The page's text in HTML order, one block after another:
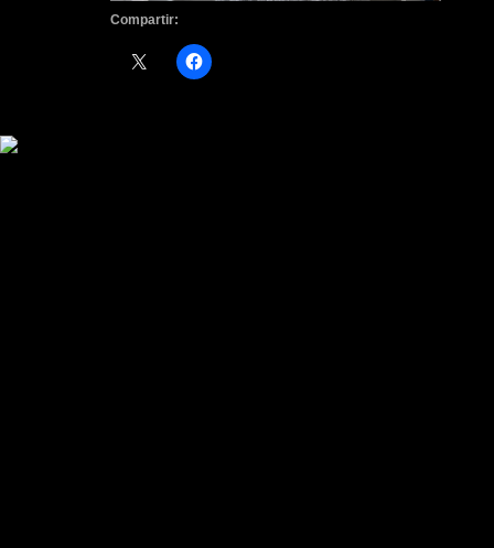
Compartir: